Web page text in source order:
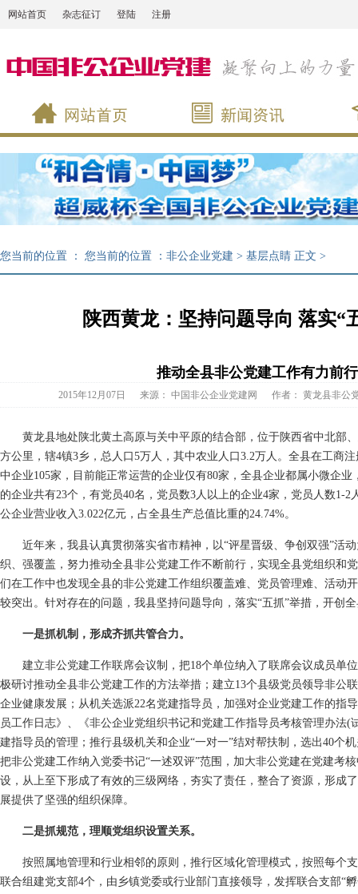
网站首页 杂志征订 登陆 注册
您当前的位置 ： 您当前的位置 ： 非公企业党建 > 基层点睛 正文 >
陕西黄龙：坚持问题导向 落实“
推动全县非公党建工作有力前行
2015年12月07日 来源：中国非公企业党建网 作者：黄龙县非公
黄龙县地处陕北黄土高原与关中平原的结合部，位于陕西省中北部、
方公里，辖4镇3乡，总人口5万人，其中农业人口3.2万人。全县在工商
中企业105家，目前能正常运营的企业仅有80家，全县企业都属小微企
的企业共有23个，有党员40名，党员数3人以上的企业4家，党员人数1-2
公企业营业收入3.022亿元，占全县生产总值比重的24.74%。
近年来，我县认真贯彻落实省市精神，以“评星晋级、争创双强”活动
织、强覆盖，努力推动全县非公党建工作不断前行，实现全县党组织和
们在工作中也发现全县的非公党建工作组织覆盖难、党员管理难、活动
较突出。针对存在的问题，我县坚持问题导向，落实“五抓”举措，开创
一是抓机制，形成齐抓共管合力。
建立非公党建工作联席会议制，把18个单位纳入了联席会议成员单
极研讨推动全县非公党建工作的方法举措；建立13个县级党员领导非公
企业健康发展；从机关选派22名党建指导员，加强对企业党建工作的指
员工作日志》、《非公企业党组织书记和党建工作指导员考核管理办法(
建指导员的管理；推行县级机关和企业“一对一”结对帮扶制，选出40个
把非公党建工作纳入党委书记“一述双评”范围，加大非公党建在党建考
设，从上至下形成了有效的三级网络，夯实了责任，整合了资源，形成
展提供了坚强的组织保障。
二是抓规范，理顺党组织设置关系。
按照属地管理和行业相邻的原则，推行区域化管理模式，按照每个支
联合组建党支部4个，由乡镇党委或行业部门直接领导，发挥联合支部“